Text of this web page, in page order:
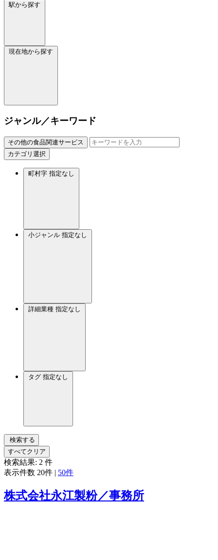
駅から探す
現在地から探す
ジャンル／キーワード
その他の食品関連サービス
カテゴリ選択
町村字 指定なし
小ジャンル 指定なし
詳細業種 指定なし
タグ 指定なし
検索する
すべてクリア
検索結果: 2 件
表示件数 20件 | 50件
株式会社永江製粉／事務所